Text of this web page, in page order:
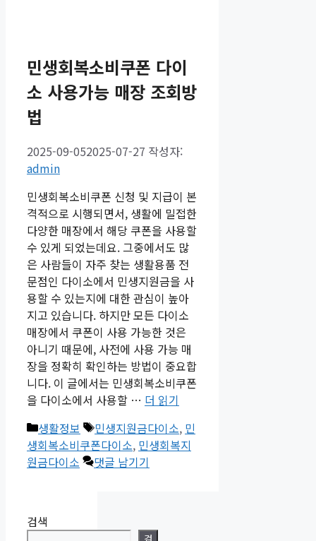
민생회복소비쿠폰 다이
소 사용가능 매장 조회방
법
2025-09-052025-07-27 작성자:
admin
민생회복소비쿠폰 신청 및 지급이 본
격적으로 시행되면서, 생활에 밀접한
다양한 매장에서 해당 쿠폰을 사용할
수 있게 되었는데요. 그중에서도 많
은 사람들이 자주 찾는 생활용품 전
문점인 다이소에서 민생지원금을 사
용할 수 있는지에 대한 관심이 높아
지고 있습니다. 하지만 모든 다이소
매장에서 쿠폰이 사용 가능한 것은
아니기 때문에, 사전에 사용 가능 매
장을 정확히 확인하는 방법이 중요합
니다. 이 글에서는 민생회복소비쿠폰
을 다이소에서 사용할 … 더 읽기
카
테
고
생활정보
태
그
민생지원금다이소, 민
생회복소비쿠폰다이소, 민생회복지
원금다이소
댓글 남기기
검색
검